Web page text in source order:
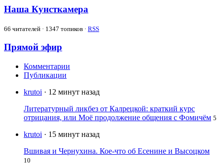
Наша Кунсткамера
66 читателей · 1347 топиков · RSS
Прямой эфир
Комментарии
Публикации
krutoi · 12 минут назад
Литературный ликбез от Калрецкой: краткий курс
отрицания, или Моё продолжение общения с Фомичём 5
krutoi · 15 минут назад
Вшивая и Чернухина. Кое-что об Есенине и Высоцком
10